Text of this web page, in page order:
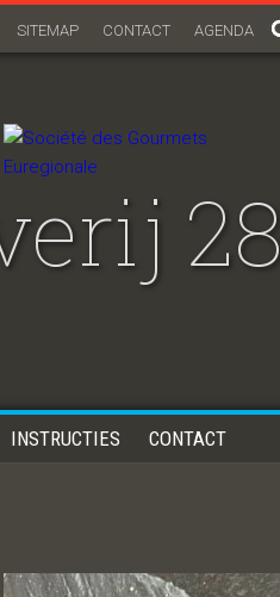
AGENDA
CONTACT
SITEMAP
28
INSTRUCTIES CONTACT